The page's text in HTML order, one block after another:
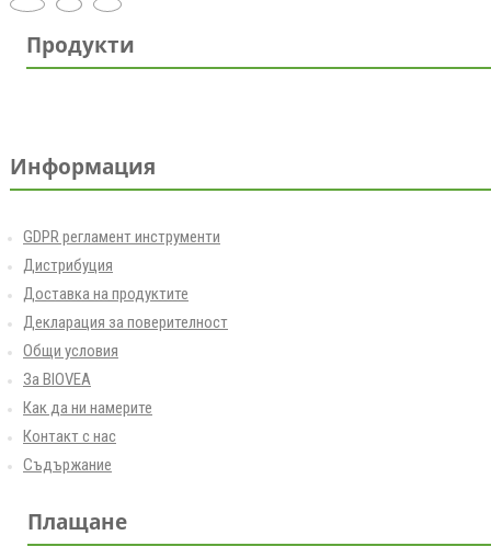
Продукти
Информация
GDPR регламент инструменти
Дистрибуция
Доставка на продуктите
Декларация за поверителност
Общи условия
За BIOVEA
Как да ни намерите
Контакт с нас
Съдържание
Плащане